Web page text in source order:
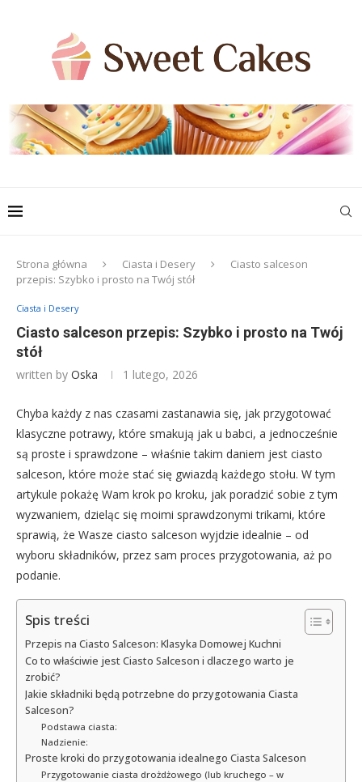
Strona główna Ciasta i Desery
Ciasto salceson
przepis: Szybko i prosto na Twój stół
Ciasta i Desery
Ciasto salceson przepis: Szybko i prosto na Twój
stół
written by Oska 1 lutego, 2026
Chyba każdy z nas czasami zastanawia się, jak przygotować
klasyczne potrawy, które smakują jak u babci, a jednocześnie
są proste i sprawdzone – właśnie takim daniem jest ciasto
salceson, które może stać się gwiazdą każdego stołu. W tym
artykule pokażę Wam krok po kroku, jak poradzić sobie z tym
wyzwaniem, dzieląc się moimi sprawdzonymi trikami, które
sprawią, że Wasze ciasto salceson wyjdzie idealnie – od
wyboru składników, przez sam proces przygotowania, aż po
podanie.
Spis treści
Przepis na Ciasto Salceson: Klasyka Domowej Kuchni
Co to właściwie jest Ciasto Salceson i dlaczego warto je
zrobić?
Jakie składniki będą potrzebne do przygotowania Ciasta
Salceson?
Podstawa ciasta:
Nadzienie:
Proste kroki do przygotowania idealnego Ciasta Salceson
Przygotowanie ciasta drożdżowego (lub kruchego – w